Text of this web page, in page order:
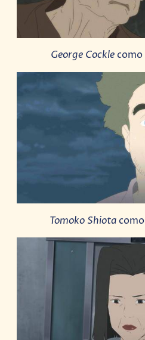
George Cocklecomo
Tomoko Shiotacomo